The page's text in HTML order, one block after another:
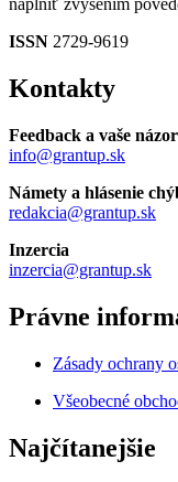
naplniť zvýšením
ISSN 2729-9619
Kontakty
Feedback a vaše
info@grantup.sk
Námety a hlásenie
redakcia@grantup.sk
Inzercia
inzercia@grantup.sk
Právne
Zásady ochrany
Všeobecné
Najčítanejšie